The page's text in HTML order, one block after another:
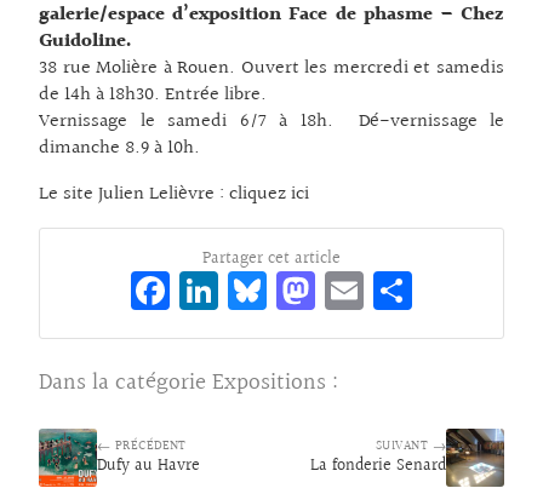
galerie/espace d’exposition Face de phasme – Chez
Guidoline.
38 rue Molière à Rouen. Ouvert les mercredi et samedis
de 14h à 18h30. Entrée libre.
Vernissage le samedi 6/7 à 18h. Dé-vernissage le
dimanche 8.9 à 10h.
Le site Julien Lelièvre : cliquez ici
Partager cet article
Fa
ce
bo
o
k
Li
n
ke
dI
Bl
ue
sk
y
M
as
to
d
o
E
m rt
Dans la catégorie Expositions :
← PRÉCÉDENT
Dufy au Havre
SUIVANT →
La fonderie Senard